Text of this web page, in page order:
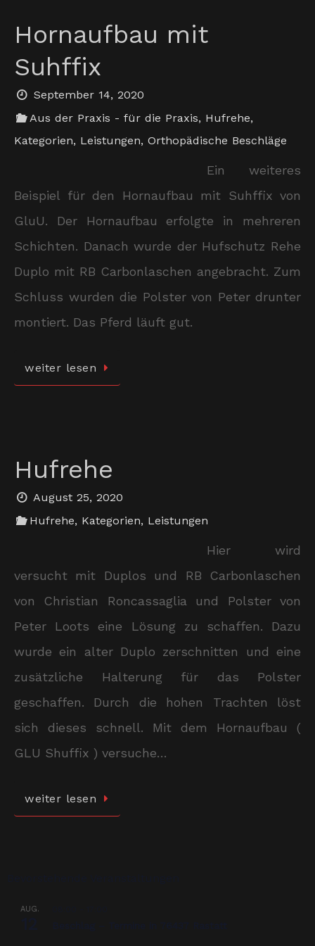
Hornaufbau mit
Suhffix
September 14, 2020
Aus der Praxis - für die Praxis, Hufrehe,
Kategorien, Leistungen, Orthopädische Beschläge
Ein weiteres
Beispiel für den Hornaufbau mit Suhffix von
GluU. Der Hornaufbau erfolgte in mehreren
Schichten. Danach wurde der Hufschutz Rehe
Duplo mit RB Carbonlaschen angebracht. Zum
Schluss wurden die Polster von Peter drunter
montiert. Das Pferd läuft gut.
weiter lesen
Hufrehe
August 25, 2020
Hufrehe, Kategorien, Leistungen
Hier wird
versucht mit Duplos und RB Carbonlaschen
von Christian Roncassaglia und Polster von
Peter Loots eine Lösung zu schaffen. Dazu
wurde ein alter Duplo zerschnitten und eine
zusätzliche Halterung für das Polster
geschaffen. Durch die hohen Trachten löst
sich dieses schnell. Mit dem Hornaufbau (
GLU Shuffix ) versuche…
weiter lesen
AUG.